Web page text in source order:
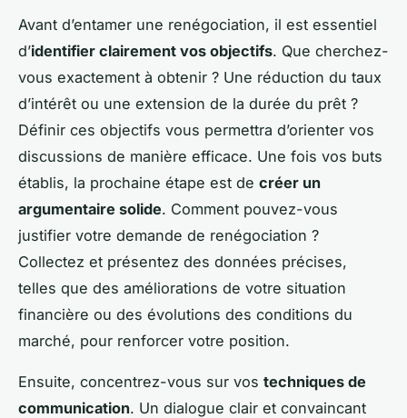
Avant d’entamer une renégociation, il est essentiel
d’identifier clairement vos objectifs. Que cherchez-
vous exactement à obtenir ? Une réduction du taux
d’intérêt ou une extension de la durée du prêt ?
Définir ces objectifs vous permettra d’orienter vos
discussions de manière efficace. Une fois vos buts
établis, la prochaine étape est de créer un
argumentaire solide. Comment pouvez-vous
justifier votre demande de renégociation ?
Collectez et présentez des données précises,
telles que des améliorations de votre situation
financière ou des évolutions des conditions du
marché, pour renforcer votre position.
Ensuite, concentrez-vous sur vos techniques de
communication. Un dialogue clair et convaincant